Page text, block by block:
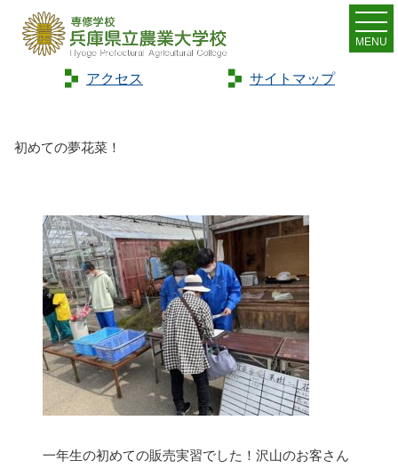
アクセス サイトマップ
MENU
Home> トピックス 初めての夢花菜！
初めての夢花菜！
一年生の初めての販売実習でした！沢山のお客さん